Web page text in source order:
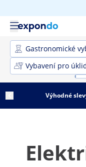
Gastronomické
Vybavení pro
Výhodné